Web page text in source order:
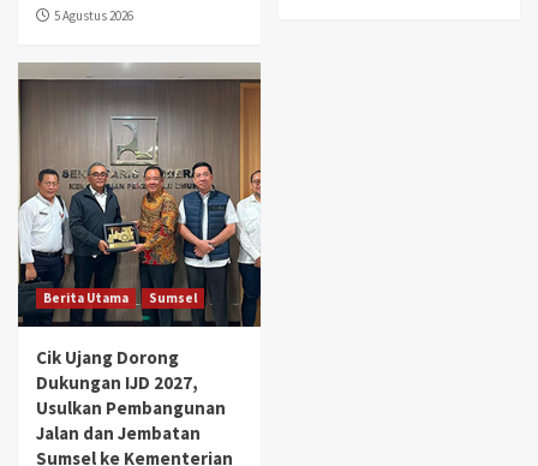
5 Agustus 2026
Berita Utama Sumsel
Cik Ujang Dorong
Dukungan IJD 2027,
Usulkan Pembangunan
Jalan dan Jembatan
Sumsel ke Kementerian